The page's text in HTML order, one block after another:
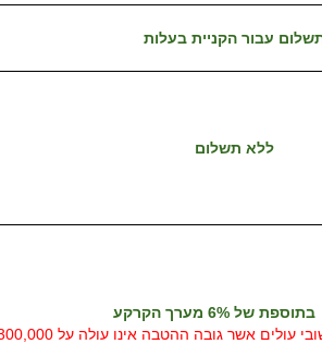
עבור הקניית בעלות
ללא תשלום
של 6% מערך הקרקע